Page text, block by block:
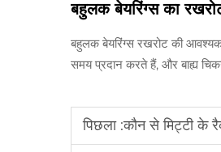
बहुलक बेयरिंग्स का
बहुलक बेयरिंग्स रखरोट की
समय प्रदान करते हैं, और बाह्य
पिछला :कौन से मिट्टी के